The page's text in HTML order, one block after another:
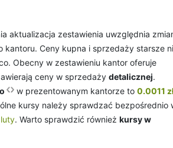
aktualizacja zestawienia uwzględnia
kantoru. Ceny kupna i sprzedaży starsze
Obecny w zestawieniu kantor oferuje
ceny w sprzedaży detalicznej.
w prezentowanym kantorze to 0.0011
kursy należy sprawdzać bezpośrednio
. Warto sprawdzić również kursy w